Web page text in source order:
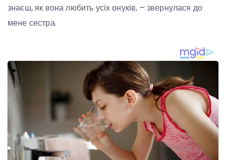
знаєш, як вона любить усіх онуків, – звернулася до
мене сестра.